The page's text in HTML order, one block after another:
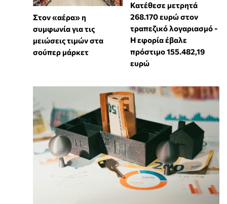
Στον «αέρα» η
συμφωνία για τις
μειώσεις τιμών στα
σούπερ μάρκετ
Κατέθεσε μετρητά
268.170 ευρώ στον
τραπεζικό λογαριασμό -
Η εφορία έβαλε
πρόστιμο 155.482,19
ευρώ